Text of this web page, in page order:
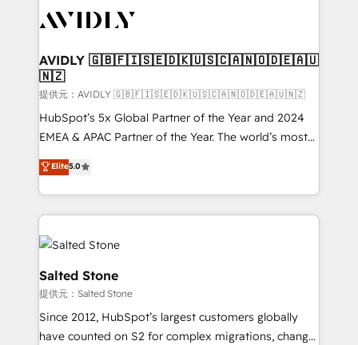
CRM and webdesign (We focus on EMEA - USA
AVIDLY 🇬🇧🇫🇮🇸🇪🇩🇰🇺🇸🇨🇦🇳🇴🇩🇪🇦🇺
🇳🇿
提供元：AVIDLY 🇬🇧🇫🇮🇸🇪🇩🇰🇺🇸🇨🇦🇳🇴🇩🇪🇦🇺🇳🇿
HubSpot’s 5x Global Partner of the Year and 2024
EMEA & APAC Partner of the Year. The world’s most
experienced and fully accredited HubSpot Solutions
Partner. 🚀 With 2,750+ HubSpot projects delivered
and 370+ specialists across EMEA, APAC and NAM,
we de-risk complex CRM programmes and
accelerate ROI across every HubSpot Hub. 🧭 From
multi-region migrations to AI-powered automation,
we turn complexity into clarity, human at global
scale. 🏆 HubSpot’s CEO called us “the partner of the
future.” Others agree it is proof of trust built through
measurable impact.
Elite5.0
Salted Stone
提供元：Salted Stone
Since 2012, HubSpot’s largest customers globally
have counted on S2 for complex migrations, change